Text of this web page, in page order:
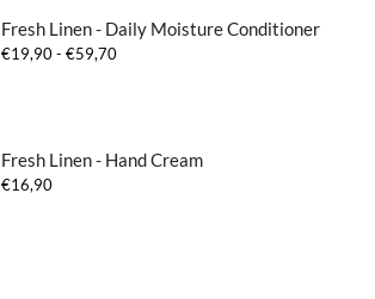
Fresh Linen - Daily Moisture Conditioner
€19,90- €59,70Prijsklasse:
Fresh Linen - Hand Cream
€16,90